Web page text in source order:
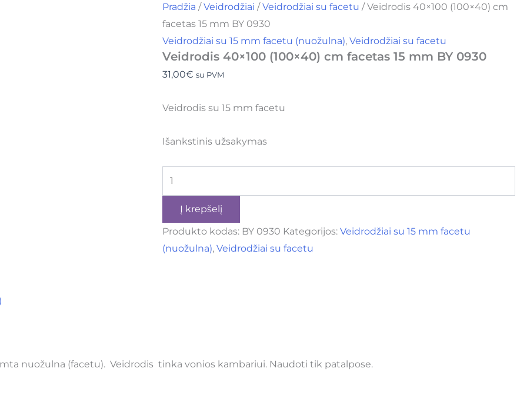
Pradžia /Veidrodžiai /Veidrodžiai su facetu / Veidrodis 40×100 (100×40) cm
facetas 15 mm BY 0930
Veidrodžiai su 15 mm facetu (nuožulna),Veidrodžiai su facetu
Veidrodis 40×100 (100×40) cm facetas 15 mm BY 0930
31,00€ su PVM
Veidrodis su 15 mm facetu
Išankstinis užsakymas
Į krepšelį
Produkto kodas: BY 0930 Kategorijos:Veidrodžiai su 15 mm facetu
(nuožulna),Veidrodžiai su facetu
nuožulna (facetu). Veidrodis tinka vonios kambariui. Naudoti tik patalpose.